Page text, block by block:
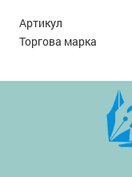
Артикул
Торгова марка